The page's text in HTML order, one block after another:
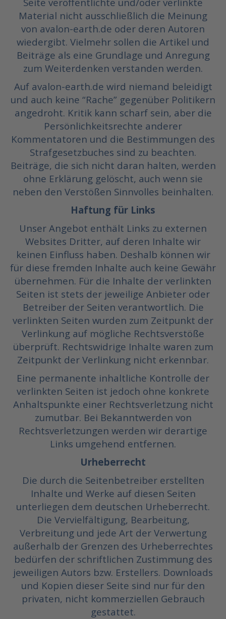
Material nicht ausschließlich die Meinung
von avalon-earth.de oder deren Autoren
wiedergibt. Vielmehr sollen die Artikel und
Beiträge als eine Grundlage und Anregung
zum Weiterdenken verstanden werden.
Auf avalon-earth.de wird niemand beleidigt
und auch keine “Rache” gegenüber Politikern
angedroht. Kritik kann scharf sein, aber die
Persönlichkeitsrechte anderer
Kommentatoren und die Bestimmungen des
Strafgesetzbuches sind zu beachten.
Beiträge, die sich nicht daran halten, werden
ohne Erklärung gelöscht, auch wenn sie
neben den Verstößen Sinnvolles beinhalten.
Haftung für Links
Unser Angebot enthält Links zu externen
Websites Dritter, auf deren Inhalte wir
keinen Einfluss haben. Deshalb können wir
für diese fremden Inhalte auch keine Gewähr
übernehmen. Für die Inhalte der verlinkten
Seiten ist stets der jeweilige Anbieter oder
Betreiber der Seiten verantwortlich. Die
verlinkten Seiten wurden zum Zeitpunkt der
Verlinkung auf mögliche Rechtsverstöße
überprüft. Rechtswidrige Inhalte waren zum
Zeitpunkt der Verlinkung nicht erkennbar.
Eine permanente inhaltliche Kontrolle der
verlinkten Seiten ist jedoch ohne konkrete
Anhaltspunkte einer Rechtsverletzung nicht
zumutbar. Bei Bekanntwerden von
Rechtsverletzungen werden wir derartige
Links umgehend entfernen.
Urheberrecht
Die durch die Seitenbetreiber erstellten
Inhalte und Werke auf diesen Seiten
unterliegen dem deutschen Urheberrecht.
Die Vervielfältigung, Bearbeitung,
Verbreitung und jede Art der Verwertung
außerhalb der Grenzen des Urheberrechtes
bedürfen der schriftlichen Zustimmung des
jeweiligen Autors bzw. Erstellers. Downloads
und Kopien dieser Seite sind nur für den
privaten, nicht kommerziellen Gebrauch
gestattet.